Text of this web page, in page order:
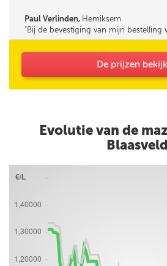
leek me. Verder was de service super!
Paul Verlinden, Hemiksem
Bij de bevestiging van mijn bestelling
mijn opmerking (Korting HNN
De prijzen
Evolutie van de
Blaasveld